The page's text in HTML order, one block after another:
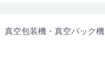
真空包装機・真空パック機